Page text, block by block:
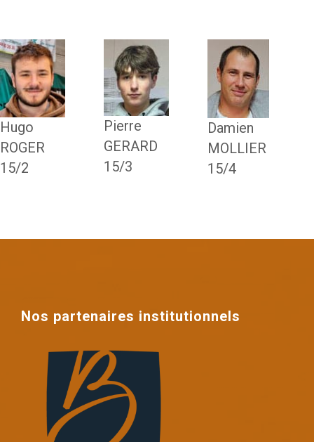
Hugo
ROGER
15/2
Pierre
GERARD
15/3
Damien
MOLLIER
15/4
Nos partenaires institutionnels